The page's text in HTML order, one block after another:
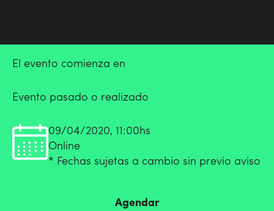
El evento comienza en
Evento pasado o realizado
09/04/2020, 11:00hs
Online
* Fechas sujetas a cambio sin previo aviso
Agendar